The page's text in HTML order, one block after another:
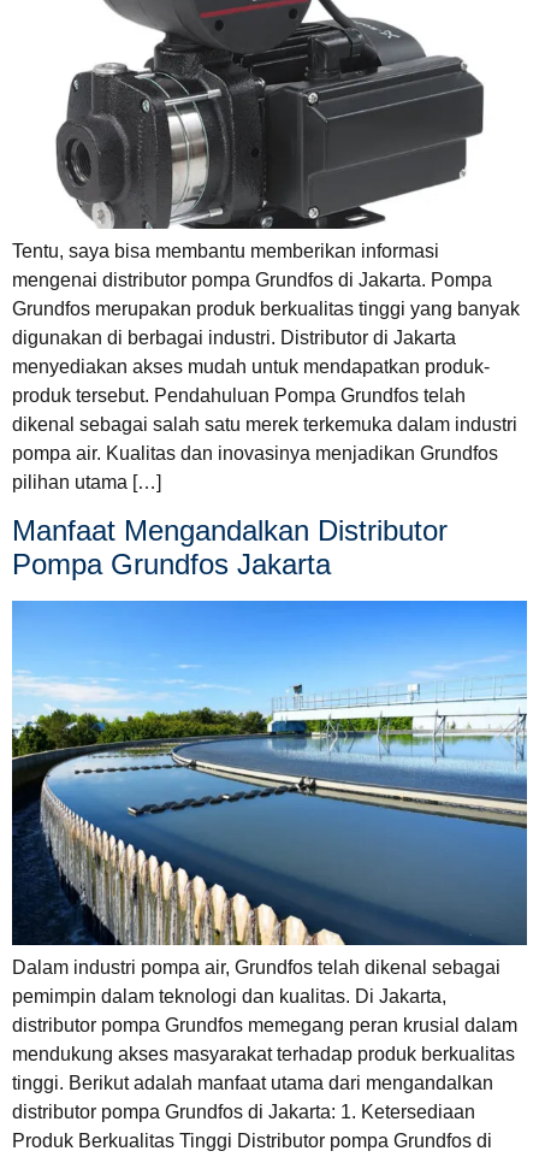
Tentu, saya bisa membantu memberikan informasi
mengenai distributor pompa Grundfos di Jakarta. Pompa
Grundfos merupakan produk berkualitas tinggi yang banyak
digunakan di berbagai industri. Distributor di Jakarta
menyediakan akses mudah untuk mendapatkan produk-
produk tersebut. Pendahuluan Pompa Grundfos telah
dikenal sebagai salah satu merek terkemuka dalam industri
pompa air. Kualitas dan inovasinya menjadikan Grundfos
pilihan utama […]
Manfaat Mengandalkan Distributor
Pompa Grundfos Jakarta
Dalam industri pompa air, Grundfos telah dikenal sebagai
pemimpin dalam teknologi dan kualitas. Di Jakarta,
distributor pompa Grundfos memegang peran krusial dalam
mendukung akses masyarakat terhadap produk berkualitas
tinggi. Berikut adalah manfaat utama dari mengandalkan
distributor pompa Grundfos di Jakarta: 1. Ketersediaan
Produk Berkualitas Tinggi Distributor pompa Grundfos di